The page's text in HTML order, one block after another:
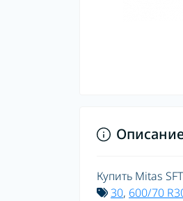
Купить Mitas
30, 600/70